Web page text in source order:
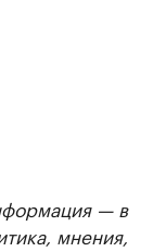
— в
мнения,